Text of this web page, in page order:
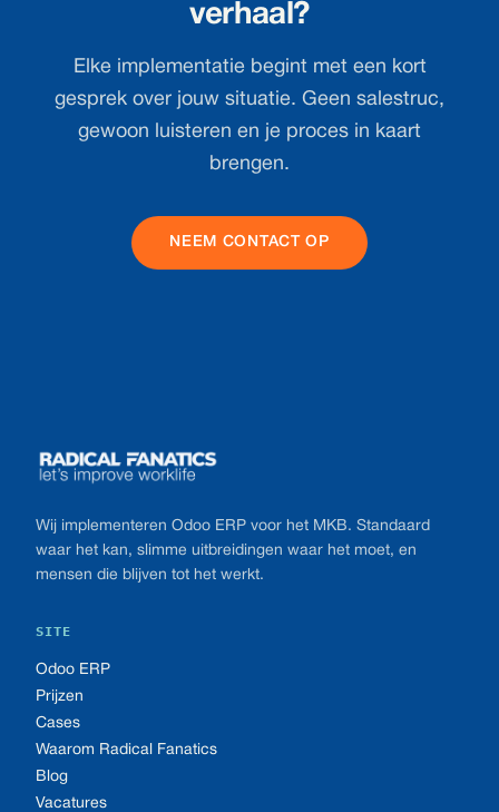
verhaal?
Elke implementatie begint met een kort
gesprek over jouw situatie. Geen salestruc,
gewoon luisteren en je proces in kaart
brengen.
NEEM CONTACT OP
Wij implementeren Odoo ERP voor het MKB. Standaard
waar het kan, slimme uitbreidingen waar het moet, en
mensen die blijven tot het werkt.
SITE
Odoo ERP
Prijzen
Cases
Waarom Radical Fanatics
Blog
Vacatures